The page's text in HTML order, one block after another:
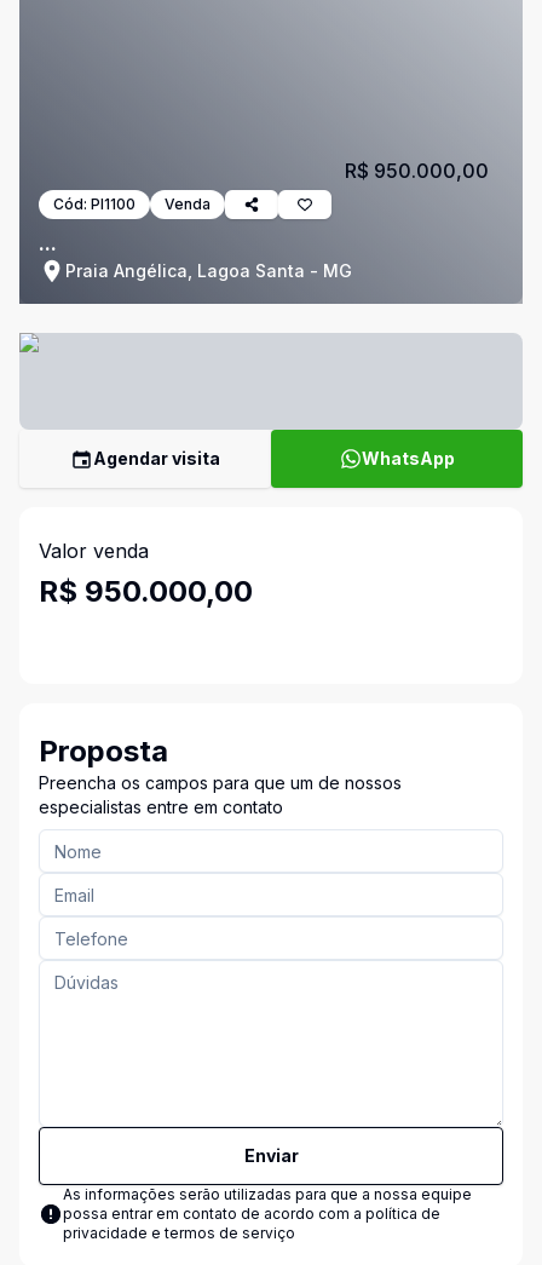
Cód: PI1100 Venda
...
Praia Angélica, Lagoa Santa - MG
R$ 950.000,00
Agendar visita WhatsApp
Valor venda
R$ 950.000,00
Proposta
Preencha os campos para que um de nossos
especialistas entre em contato
Enviar
As informações serão utilizadas para que a nossa equipe
possa entrar em contato de acordo com a política de
privacidade e termos de serviço